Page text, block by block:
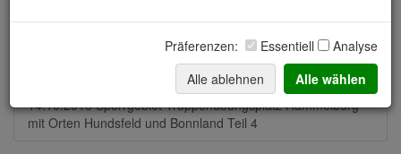
Präferenzen: Essentiell
Analyse
Alle ablehnen
Alle wählen
13.10.2019 Bonnland im Sperrgebiet und
14.10.2018 Sperrgebiet Truppenübungsplatz Hammelburg
mit Orten Hundsfeld und Bonnland Teil 4